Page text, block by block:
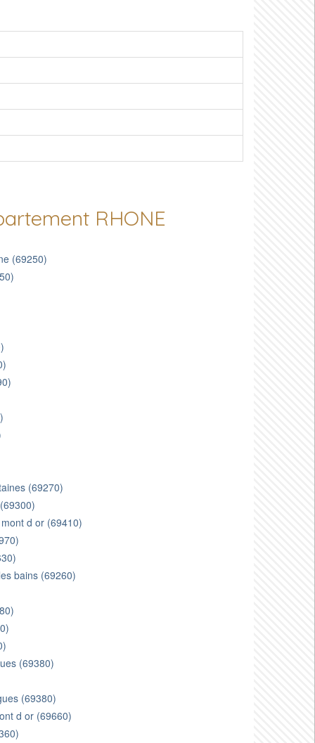
RHONE
(69250)
(69270)
d or (69410)
bains (69260)
(69380)
(69380)
d or (69660)